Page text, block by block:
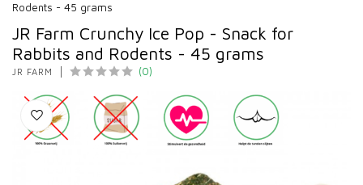
Rodents - 45 grams
JR Farm Crunchy Ice Pop - Snack for
Rabbits and Rodents - 45 grams
JR FARM (0)